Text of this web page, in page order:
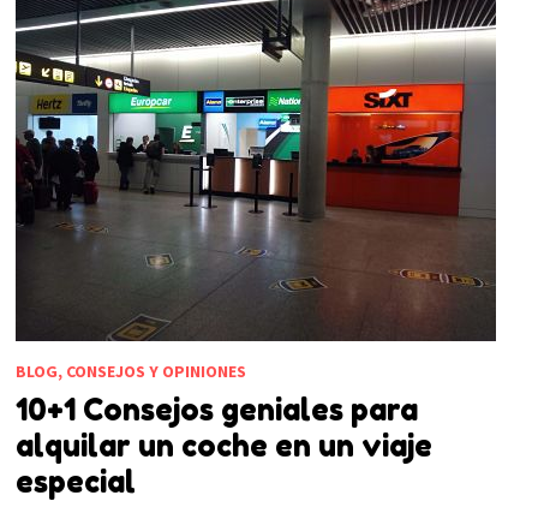
BLOG, CONSEJOS Y OPINIONES
10+1 Consejos geniales para
alquilar un coche en un viaje
especial